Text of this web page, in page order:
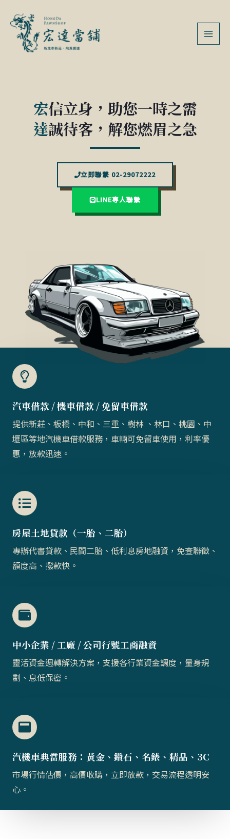
宏信立身，助您一時之需
達誠待客，解您燃眉之急
立即聯繫 02-29072222
LINE專人聯繫
汽車借款 / 機車借款 / 免留車借款​
提供新莊、板橋、中和、三重、樹林 、林口、桃園、中
壢區等地汽機車借款服務，車輛可免留車使用，利率優
惠，放款迅速。
房屋土地貸款（一胎、二胎）​​
專辦代書貸款、民間二胎、低利息房地融資，免查聯徵、
額度高、撥款快。
中小企業 / 工廠 / 公司行號工商融資
靈活資金週轉解決方案，支援各行業資金調度，量身規
劃、息低保密。
汽機車典當服務：黃金、鑽石、名錶、精品、3C
市場行情估價，高價收購，立即放款，交易流程透明安
心。